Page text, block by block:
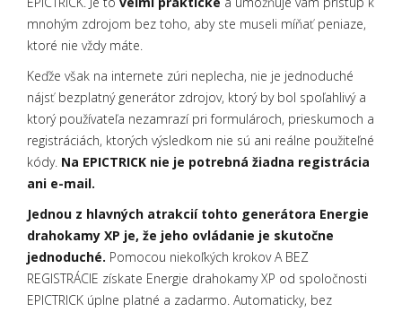
mnohým zdrojom bez toho, aby ste museli míňať peniaze,
ktoré nie vždy máte.
Keďže však na internete zúri neplecha, nie je jednoduché
nájsť bezplatný generátor zdrojov, ktorý by bol spoľahlivý a
ktorý používateľa nezamrazí pri formulároch, prieskumoch a
registráciách, ktorých výsledkom nie sú ani reálne použiteľné
kódy. Na EPICTRICK nie je potrebná žiadna registrácia
ani e-mail.
Jednou z hlavných atrakcií tohto generátora Energie
drahokamy XP je, že jeho ovládanie je skutočne
jednoduché. Pomocou niekoľkých krokov A BEZ
REGISTRÁCIE získate Energie drahokamy XP od spoločnosti
EPICTRICK úplne platné a zadarmo. Automaticky, bez